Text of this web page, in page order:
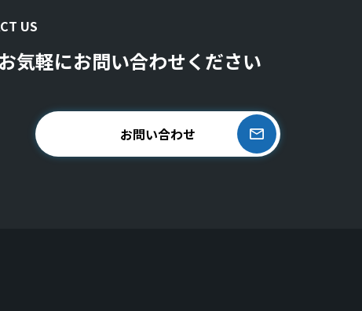
US
気軽にお問い合わせください
お問い合わせ